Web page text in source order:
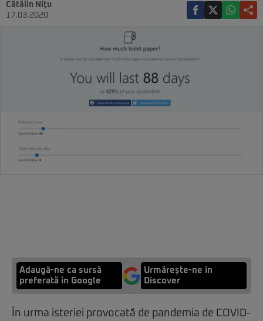
Cătălin Niţu
17.03.2020
Adaugă-ne ca sursă
preferată în Google
Urmărește-ne in
Discover
În urma isteriei provocată de pandemia de COVID-